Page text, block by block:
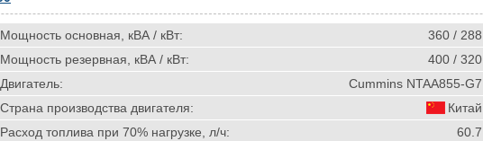
Мощность основная, кВА / кВт:
360 / 288
Мощность резервная, кВА / кВт:
400 / 320
Двигатель:
Cummins NTAA855-G7
Страна производства двигателя:
Китай
Расход топлива при 70% нагрузке, л/ч:
60.7